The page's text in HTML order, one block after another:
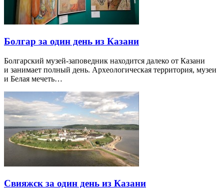
Болгар за один день из Казани
Болгарский музей-заповедник находится далеко от Казани
и занимает полный день. Археологическая территория, музеи
и Белая мечеть…
Свияжск за один день из Казани